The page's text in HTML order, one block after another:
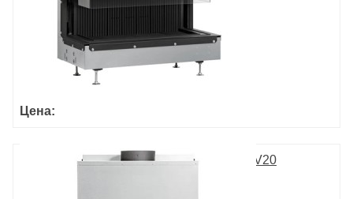
Цена:
ULTIME D MF 800-50 WHE 3S V20